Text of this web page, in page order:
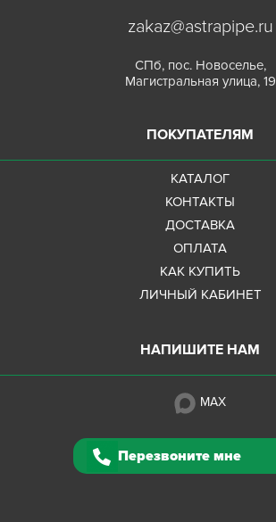
zakaz@astrapipe.ru
СПб, пос. Новоселье,
Магистральная улица, 19
ПОКУПАТЕЛЯМ
КАТАЛОГ
КОНТАКТЫ
ДОСТАВКА
ОПЛАТА
КАК КУПИТЬ
ЛИЧНЫЙ КАБИНЕТ
НАПИШИТЕ НАМ
MAX
Перезвоните мне